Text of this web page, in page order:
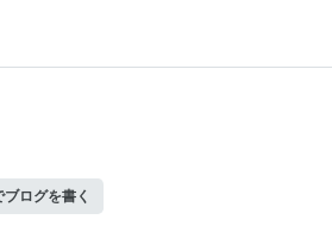
ログを書く